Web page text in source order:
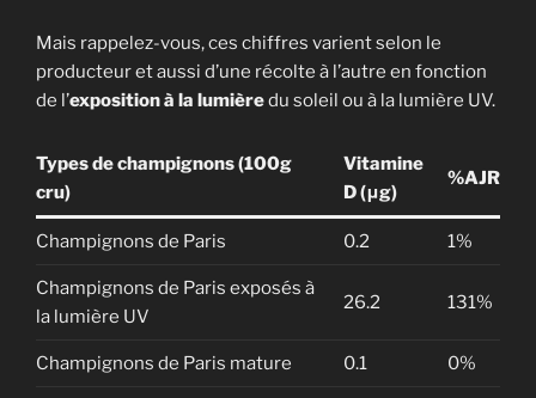
Mais rappelez-vous, ces chiffres varient selon le
producteur et aussi d’une récolte à l’autre en fonction
de l’exposition à la lumièredu soleil ou à la lumière UV.
Types de champignons (100g
cru)
Vitamine
D (μg)
%AJR
Champignons de Paris 0.2 1%
Champignons de Paris exposés à
la lumière UV
26.2 131%
Champignons de Paris mature 0.1 0%
Champignons
et gratuitement mon ebook
"Le Guide de culture des champignons
au jardin" ? :)
Vous trouverez à l'intérieur :
Intégrer les champignons comestibles et